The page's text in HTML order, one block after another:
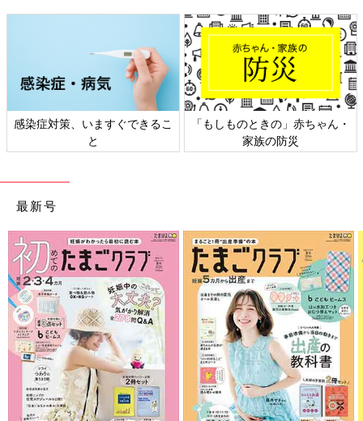
感染症対策、いますぐできるこ
と
「もしものときの」赤ちゃん・
家族の防災
最新号